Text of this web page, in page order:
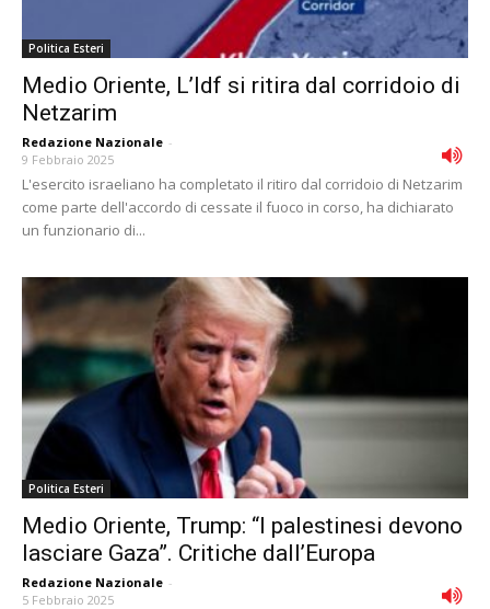
Politica Esteri
Medio Oriente, L’Idf si ritira dal corridoio di
Netzarim
Redazione Nazionale -
9 Febbraio 2025
L'esercito israeliano ha completato il ritiro dal corridoio di Netzarim
come parte dell'accordo di cessate il fuoco in corso, ha dichiarato
un funzionario di...
Politica Esteri
Medio Oriente, Trump: “I palestinesi devono
lasciare Gaza”. Critiche dall’Europa
Redazione Nazionale -
5 Febbraio 2025